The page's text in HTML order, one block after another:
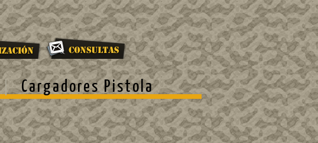
Cargadores Pistola